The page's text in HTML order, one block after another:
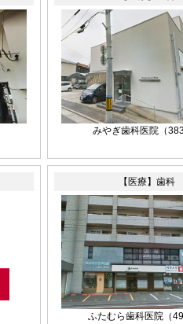
みやぎ歯科医院（
【医療】歯科
ふたむら歯科医院（